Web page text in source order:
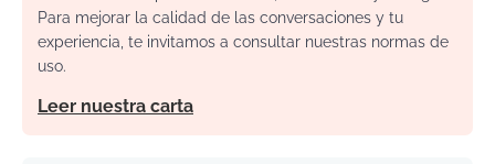
Para mejorar la calidad de las conversaciones y tu
experiencia, te invitamos a consultar nuestras normas de
uso.
Leer nuestra carta